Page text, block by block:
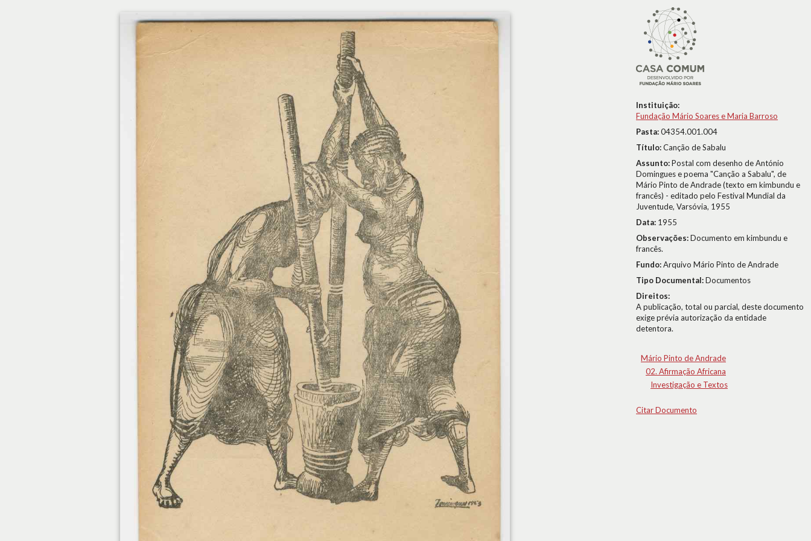
Instituição:
Fundação Mário Soares e Maria Barroso
Pasta:04354.001.004
Título:Canção de Sabalu
Assunto:Postal com desenho de António
Domingues e poema "Canção a Sabalu", de
Mário Pinto de Andrade (texto em kimbundu e
francês) - editado pelo Festival Mundial da
Juventude, Varsóvia, 1955
Data: 1955
Observações:Documento em kimbundu e
francês.
Fundo:Arquivo Mário Pinto de Andrade
Tipo Documental:Documentos
Direitos:
A publicação, total ou parcial, deste documento
exige prévia autorização da entidade
detentora.
Mário Pinto de Andrade
02. Afirmação Africana
Investigação e Textos
Citar Documento